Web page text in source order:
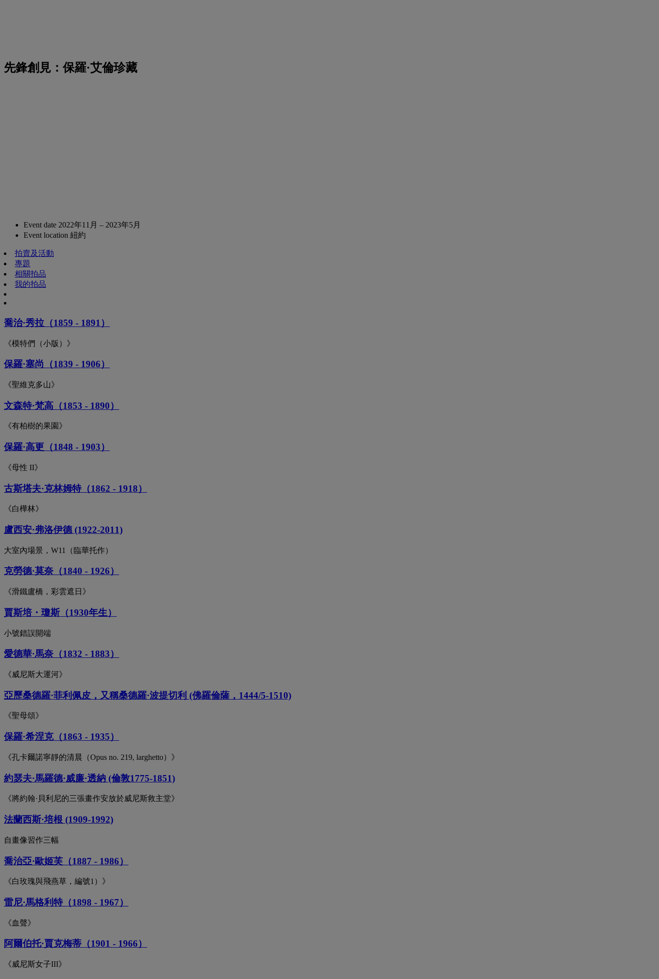
先鋒創見：保羅·艾倫珍藏
Event date 2022年11月 – 2023年5月
Event location 紐約
拍賣及活動
專題
相關拍品
我的拍品
喬治·秀拉（1859 - 1891）
《模特們（小版）》
保羅·塞尚（1839 - 1906）
《聖維克多山》
文森特·梵高（1853 - 1890）
《有柏樹的果園》
保羅·高更（1848 - 1903）
《母性 II》
古斯塔夫·克林姆特（1862 - 1918）
《白樺林》
盧西安·弗洛伊德 (1922-2011)
大室內場景，W11（臨華托作）
克勞德·莫奈（1840 - 1926）
《滑鐵盧橋，彩雲遮日》
賈斯培・瓊斯（1930年生）
小號錯誤開端
愛德華·馬奈（1832 - 1883）
《威尼斯大運河》
亞歷桑德羅·菲利佩皮，又稱桑德羅·波提切利 (佛羅倫薩，1444/5-1510)
《聖母頌》
保羅·希涅克（1863 - 1935）
《孔卡爾諾寧靜的清晨（Opus no. 219, larghetto）》
約瑟夫·馬羅德·威廉·透納 (倫敦1775-1851)
《將約翰·貝利尼的三張畫作安放於威尼斯救主堂》
法蘭西斯·培根 (1909-1992)
自畫像習作三幅
喬治亞·歐姬芙（1887 - 1986）
《白玫瑰與飛燕草，編號1）》
雷尼·馬格利特（1898 - 1967）
《血聲》
阿爾伯托·賈克梅蒂（1901 - 1966）
《威尼斯女子III》